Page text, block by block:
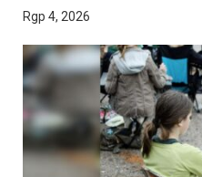
Rgp 4, 2026